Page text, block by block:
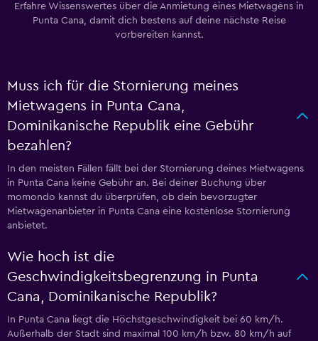
Erfahre Wissenswertes über die Anmietung eines Mietwagens in
Punta Cana, damit dich bestens auf deine nächste Reise
vorbereiten kannst.
Muss ich für die Stornierung meines
Mietwagens in Punta Cana,
Dominikanische Republik eine Gebühr
bezahlen?
In den meisten Fällen fällt bei der Stornierung deines Mietwagens
in Punta Cana keine Gebühr an. Bei deiner Buchung über
momondo kannst du überprüfen, ob dein bevorzugter
Mietwagenanbieter in Punta Cana eine kostenlose Stornierung
anbietet.
Wie hoch ist die
Geschwindigkeitsbegrenzung in Punta
Cana, Dominikanische Republik?
In Punta Cana liegt die Höchstgeschwindigkeit bei 60 km/h.
Außerhalb der Stadt sind maximal 100 km/h bzw. 80 km/h auf